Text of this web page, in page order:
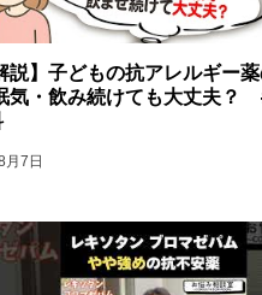
説】子どもの抗アレルギー
気・飲み続けても大丈夫
7日